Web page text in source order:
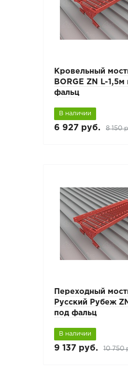
Кровельный
BORGE ZN L-1,5м
фальц
В наличии
6 927 руб. 8 150
Переходный
Русский Рубеж
под фальц
В наличии
9 137 руб. 10 750